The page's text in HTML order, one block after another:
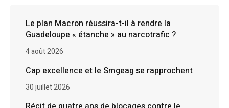
Le plan Macron réussira-t-il à rendre la
Guadeloupe « étanche » au narcotrafic ?
4 août 2026
Cap excellence et le Smgeag se rapprochent
30 juillet 2026